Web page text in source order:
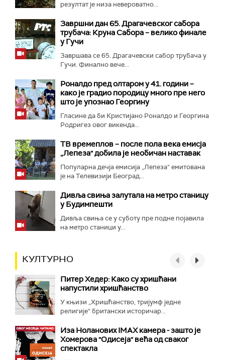
резултат је низа невероватно...
Завршни дан 65. Драгачевског сабора
трубача: Круна Сабора – велико финале
у Гучи
Завршава се 65. Драгачевски сабор трубача у
Гучи. Финално вече...
Роналдо пред олтаром у 41. години –
како је градио породицу много пре него
што је упознао Георгину
Гласине да би Кристијано Роналдо и Георгина
Родригез овог викенда...
ТВ времеплов – после пола века емисја
„Лепеза" добила је необичан наставак
Популарна дечја емисија „Лепеза“ емитована
је на Телевизији Београд...
Дивља свиња залутала на метро станицу
у Будимпешти
Дивља свиња се у суботу пре подне појавила
на метро станици у...
КУЛТУРНО
Питер Хедер: Како су хришћани
напустили хришћанство
У књизи „Хришћанство, тријумф једне
религије“ британски историчар...
Иза Ноланових IMAX камера - зашто је
Хомерова "Одисеја" већа од сваког
спектакла